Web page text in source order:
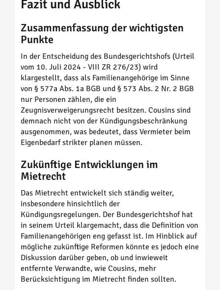
Fazit und Ausblick
Zusammenfassung der wichtigsten
Punkte
In der Entscheidung des Bundesgerichtshofs (Urteil
vom 10. Juli 2024 - VIII ZR 276/23) wird
klargestellt, dass als Familienangehörige im Sinne
von § 577a Abs. 1a BGB und § 573 Abs. 2 Nr. 2 BGB
nur Personen zählen, die ein
Zeugnisverweigerungsrecht besitzen. Cousins sind
demnach nicht von der Kündigungsbeschränkung
ausgenommen, was bedeutet, dass Vermieter beim
Eigenbedarf strikter planen müssen.
Zukünftige Entwicklungen im
Mietrecht
Das Mietrecht entwickelt sich ständig weiter,
insbesondere hinsichtlich der
Kündigungsregelungen. Der Bundesgerichtshof hat
in seinem Urteil klargemacht, dass die Definition von
Familienangehörigen eng gefasst ist. Im Hinblick auf
mögliche zukünftige Reformen könnte es jedoch eine
Diskussion darüber geben, ob und inwieweit
entfernte Verwandte, wie Cousins, mehr
Berücksichtigung im Mietrecht finden sollten.